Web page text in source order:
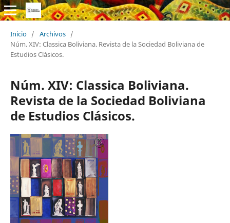
Inicio / Archivos /
Núm. XIV: Classica Boliviana. Revista de la Sociedad Boliviana de
Estudios Clásicos.
Núm. XIV: Classica Boliviana.
Revista de la Sociedad Boliviana
de Estudios Clásicos.